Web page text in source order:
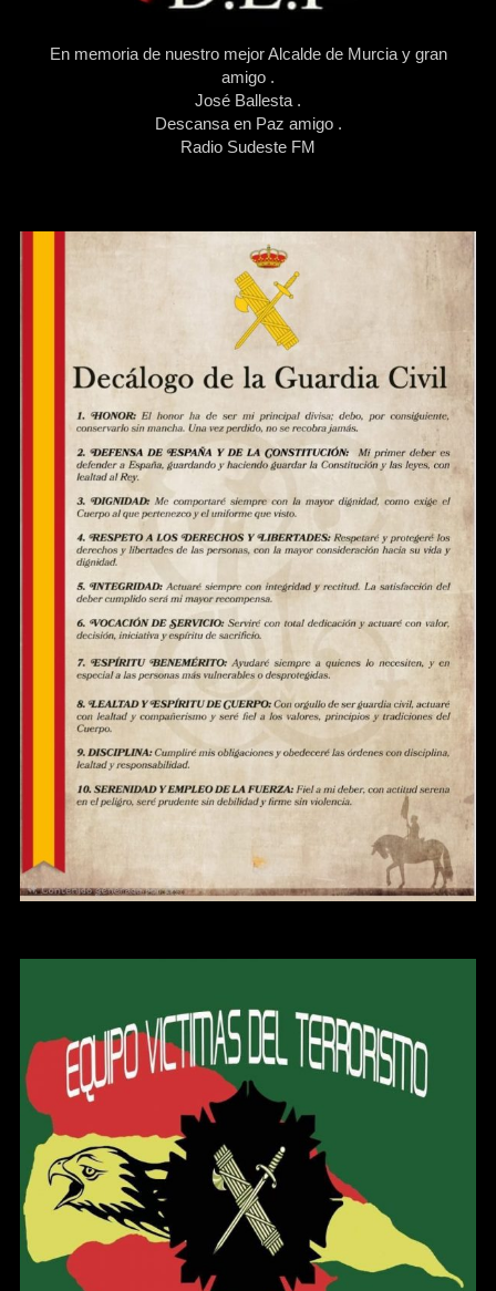
En memoria de nuestro mejor Alcalde de Murcia y gran
amigo .
José Ballesta .
Descansa en Paz amigo .
Radio Sudeste FM